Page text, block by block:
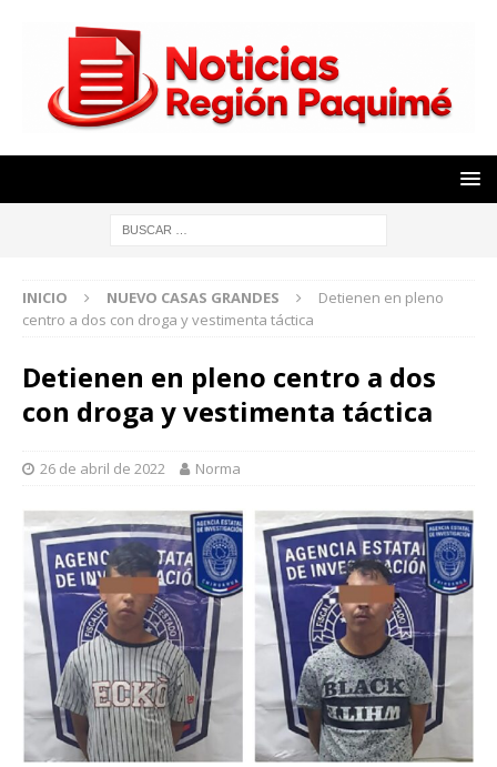
INICIO NUEVO CASAS GRANDES
Detienen en pleno
centro a dos con droga y vestimenta táctica
Detienen en pleno centro a dos
con droga y vestimenta táctica
26 de abril de 2022 Norma